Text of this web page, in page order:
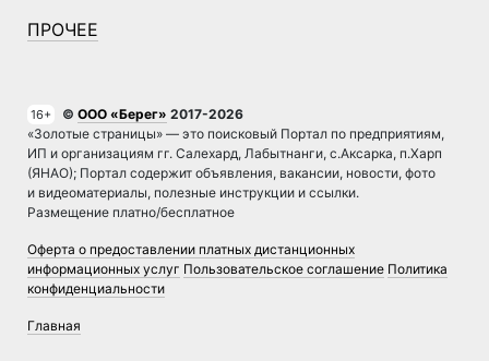
ПРОЧЕЕ
16+ © ООО «Берег» 2017-2026
«Золотые страницы» — это поисковый Портал по предприятиям,
ИП и организациям гг. Салехард, Лабытнанги, с.Аксарка, п.Харп
(ЯНАО); Портал содержит объявления, вакансии, новости, фото
и видеоматериалы, полезные инструкции и ссылки.
Размещение платно/бесплатное
Оферта о предоставлении платных дистанционных
информационных услуг Пользовательское соглашение Политика
конфиденциальности
Главная